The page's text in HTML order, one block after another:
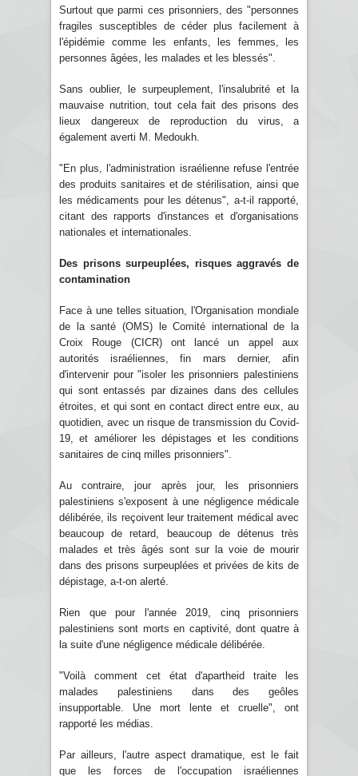
Surtout que parmi ces prisonniers, des "personnes
fragiles susceptibles de céder plus facilement à
l'épidémie comme les enfants, les femmes, les
personnes âgées, les malades et les blessés".
Sans oublier, le surpeuplement, l'insalubrité et la
mauvaise nutrition, tout cela fait des prisons des
lieux dangereux de reproduction du virus, a
également averti M. Medoukh.
"En plus, l'administration israélienne refuse l'entrée
des produits sanitaires et de stérilisation, ainsi que
les médicaments pour les détenus", a-t-il rapporté,
citant des rapports d'instances et d'organisations
nationales et internationales.
Des prisons surpeuplées, risques aggravés de
contamination
Face à une telles situation, l'Organisation mondiale
de la santé (OMS) le Comité international de la
Croix Rouge (CICR) ont lancé un appel aux
autorités israéliennes, fin mars dernier, afin
d'intervenir pour "isoler les prisonniers palestiniens
qui sont entassés par dizaines dans des cellules
étroites, et qui sont en contact direct entre eux, au
quotidien, avec un risque de transmission du Covid-
19, et améliorer les dépistages et les conditions
sanitaires de cinq milles prisonniers".
Au contraire, jour après jour, les prisonniers
palestiniens s'exposent à une négligence médicale
délibérée, ils reçoivent leur traitement médical avec
beaucoup de retard, beaucoup de détenus très
malades et très âgés sont sur la voie de mourir
dans des prisons surpeuplées et privées de kits de
dépistage, a-t-on alerté.
Rien que pour l'année 2019, cinq prisonniers
palestiniens sont morts en captivité, dont quatre à
la suite d'une négligence médicale délibérée.
"Voilà comment cet état d'apartheid traite les
malades palestiniens dans des geôles
insupportable. Une mort lente et cruelle", ont
rapporté les médias.
Par ailleurs, l'autre aspect dramatique, est le fait
que les forces de l'occupation israéliennes